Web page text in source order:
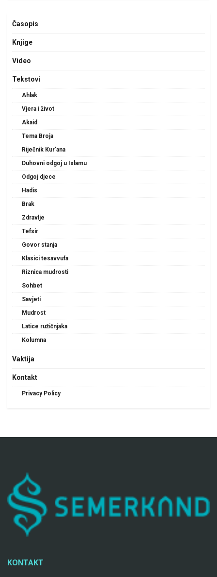
Časopis
Knjige
Video
Tekstovi
Ahlak
Vjera i život
Akaid
Tema Broja
Riječnik Kur'ana
Duhovni odgoj u Islamu
Odgoj djece
Hadis
Brak
Zdravlje
Tefsir
Govor stanja
Klasici tesavvufa
Riznica mudrosti
Sohbet
Savjeti
Mudrost
Latice ružičnjaka
Kolumna
Vaktija
Kontakt
Privacy Policy
KONTAKT